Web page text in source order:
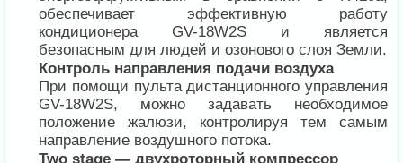
обеспечивает эффективную работу
кондиционера GV-18W2S и является
безопасным для людей и озонового слоя Земли.
Контроль направления подачи воздуха
При помощи пульта дистанционного управления
GV-18W2S, можно задавать необходимое
положение жалюзи, контролируя тем самым
направление воздушного потока.
Two stage — двухроторный компрессор